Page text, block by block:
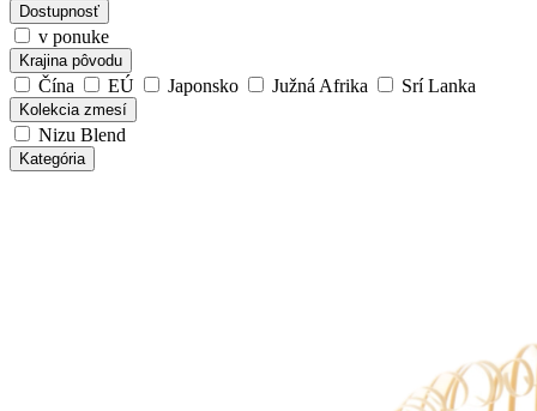
Dostupnosť
v ponuke
Krajina pôvodu
Čína EÚ Japonsko Južná Afrika Srí Lanka
Kolekcia zmesí
Nizu Blend
Kategória